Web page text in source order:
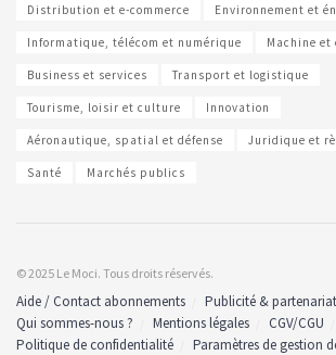
Distribution et e-commerce Environnement et
Informatique, télécom et numérique Machine
Business et services Transport et logistique
Tourisme, loisir et culture Innovation
Aéronautique, spatial et défense Juridique et
Santé Marchés publics
© 2025 Le Moci. Tous droits réservés.
Aide / Contact abonnements
Publicité &
Qui sommes-nous ?
Mentions légales
CGV/CGU
Politique de confidentialité
Paramètres de gestion